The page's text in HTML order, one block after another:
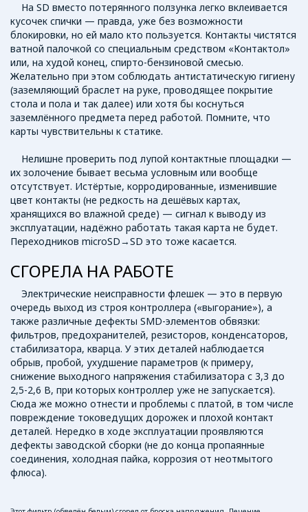
На SD вместо потерянного ползунка легко вклеивается
кусочек спички — правда, уже без возможности
блокировки, но ей мало кто пользуется. Контакты чистятся
ватной палочкой со специальным средством «Контактол»
или, на худой конец, спирто-бензиновой смесью.
Желательно при этом соблюдать антистатическую гигиену
(заземляющий браслет на руке, проводящее покрытие
стола и пола и так далее) или хотя бы коснуться
заземлённого предмета перед работой. Помните, что
карты чувствительны к статике.
Нелишне проверить под лупой контактные площадки —
их золочение бывает весьма условным или вообще
отсутствует. Истёртые, корродированные, изменившие
цвет контакты (не редкость на дешёвых картах,
хранящихся во влажной среде) — сигнал к выводу из
эксплуатации, надёжно работать такая карта не будет.
Переходников microSD→SD это тоже касается.
СГОРЕЛА НА РАБОТЕ
Электрические неисправности флешек — это в первую
очередь выход из строя контроллера («выгорание»), а
также различные дефекты SMD-элементов обвязки:
фильтров, предохранителей, резисторов, конденсаторов,
стабилизатора, кварца. У этих деталей наблюдается
обрыв, пробой, ухудшение параметров (к примеру,
снижение выходного напряжения стабилизатора с 3,3 до
2,5-2,6 В, при которых контроллер уже не запускается).
Сюда же можно отнести и проблемы с платой, в том числе
повреждение токоведущих дорожек и плохой контакт
деталей. Нередко в ходе эксплуатации проявляются
дефекты заводской сборки (не до конца пропаянные
соединения, холодная пайка, коррозия от неотмытого
флюса).